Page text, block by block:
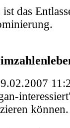
das